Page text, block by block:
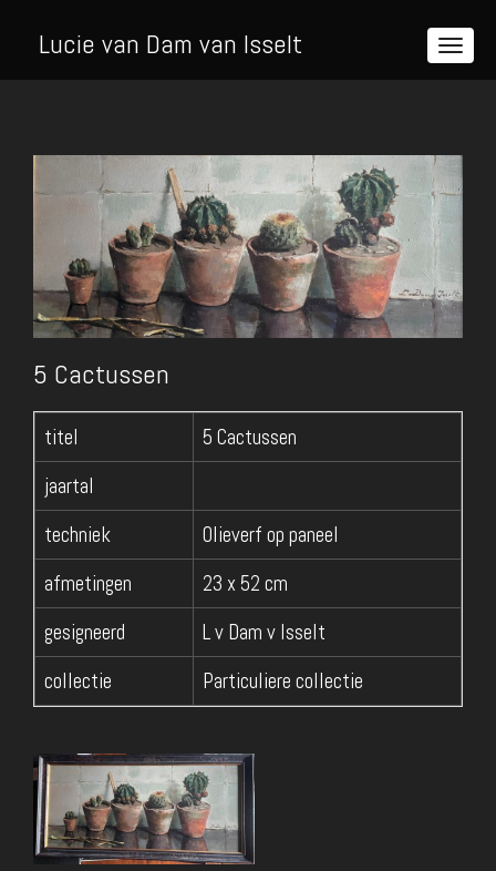
Lucie van Dam van Isselt
5 Cactussen
titel
5 Cactussen
jaartal
techniek
Olieverf op paneel
afmetingen
23 x 52 cm
gesigneerd
L v Dam v Isselt
collectie
Particuliere collectie